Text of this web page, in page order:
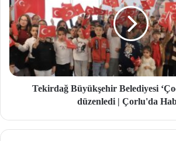
Tekirdağ Büyükşehir Belediyesi
düzenledi | Çorlu'da